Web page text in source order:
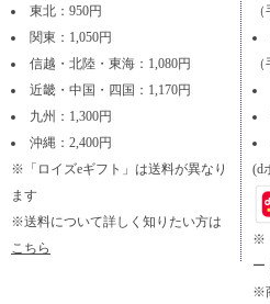
東北：950円
関東：1,050円
信越・北陸・東海：1,080円
近畿・中国・四国：1,170円
九州：1,300円
沖縄：2,400円
※「ロイズeギフト」は送料が異なり
ます
※送料について詳しく知りたい方は
こちら
(d
※
ー
※